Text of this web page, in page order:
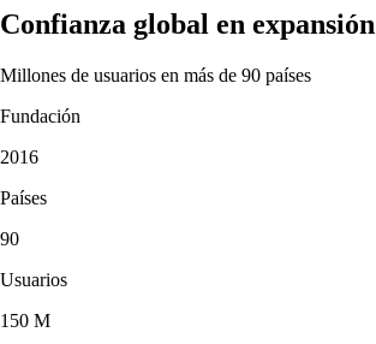
Confianza global en expansión
Millones de usuarios en más de 90 países
Fundación
2016
Países
90
Usuarios
150 M